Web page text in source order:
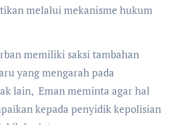
melalui mekanisme hukum
memiliki saksi tambahan
yang mengarah pada
lain, Eman meminta agar hal
kepada penyidik kepolisian